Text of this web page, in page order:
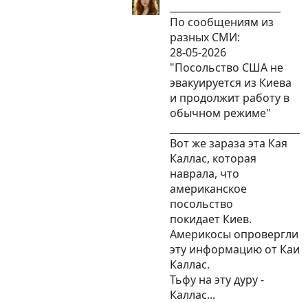
По сообщениям из
разных СМИ:
28-05-2026
"Посольство США не
эвакуируется из Киева
и продолжит работу в
обычном режиме"
Вот же зараза эта Кая
Каллас, которая
наврала, что
американское
посольство
покидает Киев.
Америкосы опровергли
эту информацию от Каи
Каллас.
Тьфу на эту дуру -
Каллас...